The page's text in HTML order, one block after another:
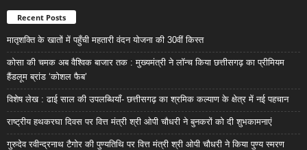
Recent Posts
मातृशक्ति के खातों में पहुँची महतारी वंदन योजना की 30वीं किस्त
कोसा की चमक अब वैश्विक बाजार तक : मुख्यमंत्री ने लॉन्च किया छत्तीसगढ़ का प्रीमियम
हैंडलूम ब्रांड ‘कोशल फैब’
विशेष लेख : ढाई साल की उपलब्धियाँ- छत्तीसगढ़ का श्रमिक कल्याण के क्षेत्र में नई पहचान
राष्ट्रीय हथकरघा दिवस पर वित्त मंत्री श्री ओपी चौधरी ने बुनकरों को दी शुभकामनाएं
गुरुदेव रवीन्द्रनाथ टैगोर की पुण्यतिथि पर वित्त मंत्री श्री ओपी चौधरी ने किया पुण्य स्मरण